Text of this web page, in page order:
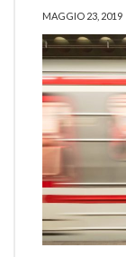
MAGGIO 23, 2019